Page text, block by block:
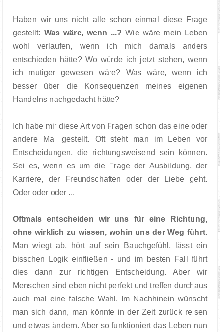
Haben wir uns nicht alle schon einmal diese Frage
gestellt: Was wäre, wenn ...? Wie wäre mein Leben
wohl verlaufen, wenn ich mich damals anders
entschieden hätte? Wo würde ich jetzt stehen, wenn
ich mutiger gewesen wäre? Was wäre, wenn ich
besser über die Konsequenzen meines eigenen
Handelns nachgedacht hätte?
Ich habe mir diese Art von Fragen schon das eine oder
andere Mal gestellt. Oft steht man im Leben vor
Entscheidungen, die richtungsweisend sein können.
Sei es, wenn es um die Frage der Ausbildung, der
Karriere, der Freundschaften oder der Liebe geht.
Oder oder oder ...
Oftmals entscheiden wir uns für eine Richtung,
ohne wirklich zu wissen, wohin uns der Weg führt.
Man wiegt ab, hört auf sein Bauchgefühl, lässt ein
bisschen Logik einfließen - und im besten Fall führt
dies dann zur richtigen Entscheidung. Aber wir
Menschen sind eben nicht perfekt und treffen durchaus
auch mal eine falsche Wahl. Im Nachhinein wünscht
man sich dann, man könnte in der Zeit zurück reisen
und etwas ändern. Aber so funktioniert das Leben nun